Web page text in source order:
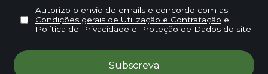
Autorizo o envio de emails e concordo com as
Condições gerais de Utilização e Contratação e
Política de Privacidade e Proteção de Dadosdo site.